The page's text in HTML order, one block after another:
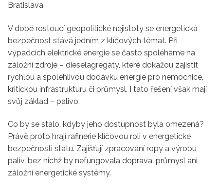
Bratislava
V době rostoucí geopolitické nejistoty se energetická
bezpečnost stává jedním z klíčových témat. Při
výpadcích elektrické energie se často spoléháme na
záložní zdroje – dieselagregáty, které dokážou zajistit
rychlou a spolehlivou dodávku energie pro nemocnice,
kritickou infrastrukturu či průmysl. I tato řešení však mají
svůj základ – palivo.
Co by se stalo, kdyby jeho dostupnost byla omezená?
Právě proto hrají rafinerie klíčovou roli v energetické
bezpečnosti státu. Zajišťují zpracování ropy a výrobu
paliv, bez nichž by nefungovala doprava, průmysl ani
záložní energetické systémy.